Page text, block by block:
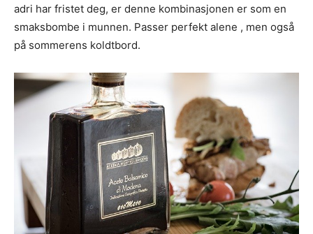
adri har fristet deg, er denne kombinasjonen er som en
smaksbombe i munnen. Passer perfekt alene , men også
på sommerens koldtbord.